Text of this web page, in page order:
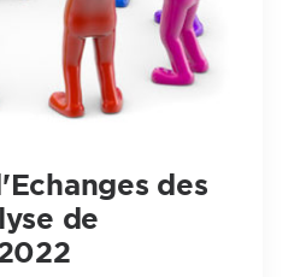
des
de